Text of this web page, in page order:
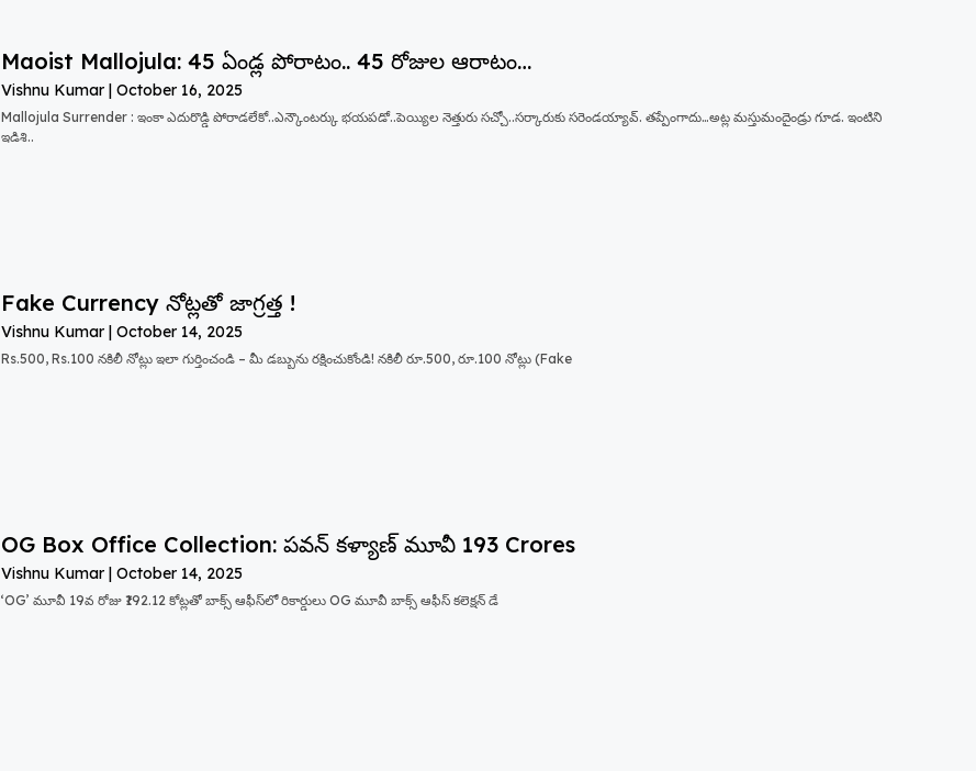
Maoist Mallojula: 45 ఏండ్ల పోరాటం.. 45 రోజుల ఆరాటం…
Vishnu Kumar October 16, 2025
Mallojula Surrender : ఇంకా ఎదురొడ్డి పోరాడలేకో..ఎన్కౌంటర్కు భయపడో..పెయ్యిల నెత్తురు సచ్చో..సర్కారుకు సరెండయ్యావ్. తప్పేంగాదు…అట్ల మస్తుమందైండ్రు గూడ. ఇంటిని
ఇడిశి..
Fake Currency నోట్లతో జాగ్రత్త !
Vishnu Kumar October 14, 2025
Rs.500, Rs.100 నకిలీ నోట్లు ఇలా గుర్తించండి – మీ డబ్బును రక్షించుకోండి! నకిలీ రూ.500, రూ.100 నోట్లు (Fake
OG Box Office Collection: పవన్ కళ్యాణ్ మూవీ ₹193 Crores
Vishnu Kumar October 14, 2025
‘OG’ మూవీ 19వ రోజు ₹192.12 కోట్లతో బాక్స్ ఆఫీస్‌లో రికార్డులు OG మూవీ బాక్స్ ఆఫీస్ కలెక్షన్ డే